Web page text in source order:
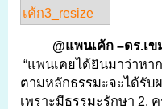
@แพนเค้ก –ดร.เ
“แพนเคยได้ยินมาว่าห
ตามหลักธรรมะจะได้รับ
เพราะมีธรรมะรักษา 2.